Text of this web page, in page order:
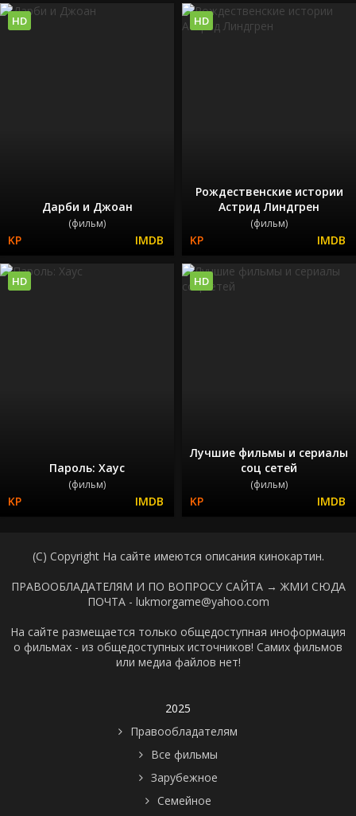
Дарби и Джоан
(фильм)
HD
Рождественские истории
Астрид Линдгрен
(фильм)
HD
Пароль: Хаус
(фильм)
HD
Лучшие фильмы и сериалы
соц сетей
(фильм)
HD
(C) Copyright На сайте имеются описания кинокартин.
ПРАВООБЛАДАТЕЛЯМ И ПО ВОПРОСУ САЙТА → ЖМИ СЮДА
ПОЧТА - lukmorgame@yahoo.com
На сайте размещается только общедоступная иноформация
о фильмах - из общедоступных источников! Самих фильмов
или медиа файлов нет!
2025
Правообладателям
Все фильмы
Зарубежное
Семейное